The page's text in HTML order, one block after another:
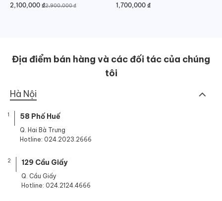
2,900,000₫
Giá
2,100,000 ₫
Giá
1,700,000 ₫
Địa điểm bán hàng và các đối tác của chúng
tôi
Hà Nội
1 58 Phố Huế
Q. Hai Bà Trưng
Hotline: 024.2023.2666
2 129 Cầu Giấy
Q. Cầu Giấy
Hotline: 024.2124.4666